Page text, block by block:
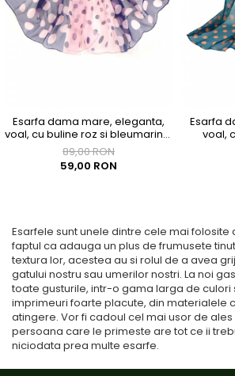
Esarfa dama mare, eleganta,
voal, cu buline roz si bleumarine,
Roz
89,00 RON
59,00 RON
Esarfa
voal,
Esarfele sunt unele dintre cele mai folosite
faptul ca adauga un plus de frumusete
textura lor, acestea au si rolul de a avea
gatului nostru sau umerilor nostri. La noi
toate gusturile, intr-o gama larga de culori
imprimeuri foarte placute, din materialele
atingere. Vor fi cadoul cel mai usor de
persoana care le primeste are tot ce ii
niciodata prea multe esarfe.